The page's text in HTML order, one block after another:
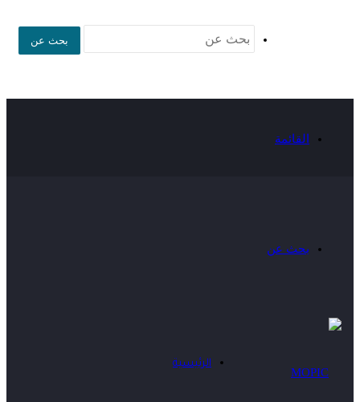
بحث عن
القائمة
بحث عن
الرئيسية